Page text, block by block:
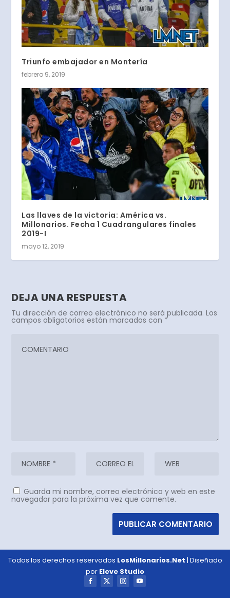
Triunfo embajador en Montería
febrero 9, 2019
Las llaves de la victoria: América vs.
Millonarios. Fecha 1 Cuadrangulares finales
2019-I
mayo 12, 2019
DEJA UNA RESPUESTA
Tu dirección de correo electrónico no será publicada. Los
campos obligatorios están marcados con *
Guarda mi nombre, correo electrónico y web en este
navegador para la próxima vez que comente.
Todos los derechos reservados LosMillonarios.Net | Diseñado
por Eleve Studio